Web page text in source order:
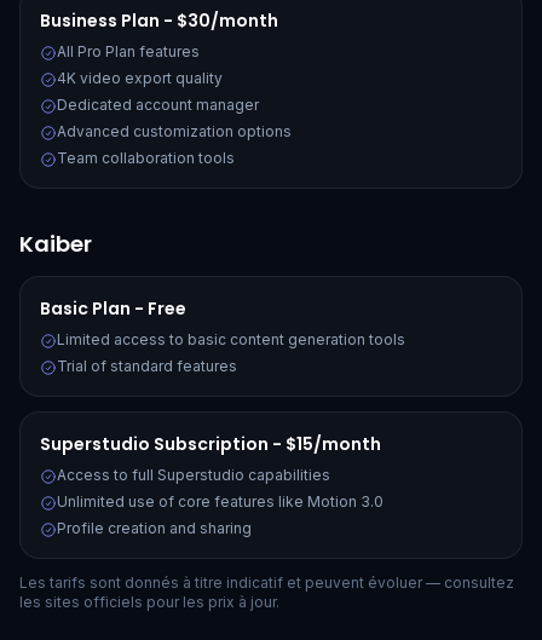
Business Plan - $30/month
All Pro Plan features
4K video export quality
Dedicated account manager
Advanced customization options
Team collaboration tools
Kaiber
Basic Plan - Free
Limited access to basic content generation tools
Trial of standard features
Superstudio Subscription - $15/month
Access to full Superstudio capabilities
Unlimited use of core features like Motion 3.0
Profile creation and sharing
Les tarifs sont donnés à titre indicatif et peuvent évoluer — consultez
les sites officiels pour les prix à jour.